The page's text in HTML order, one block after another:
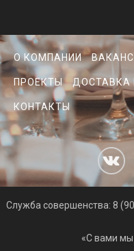
О КОМПАНИИ
ПРОЕКТЫ ДОСТАВКА
КОНТАКТЫ
Cлужба совершенства: 8
«С вами мы